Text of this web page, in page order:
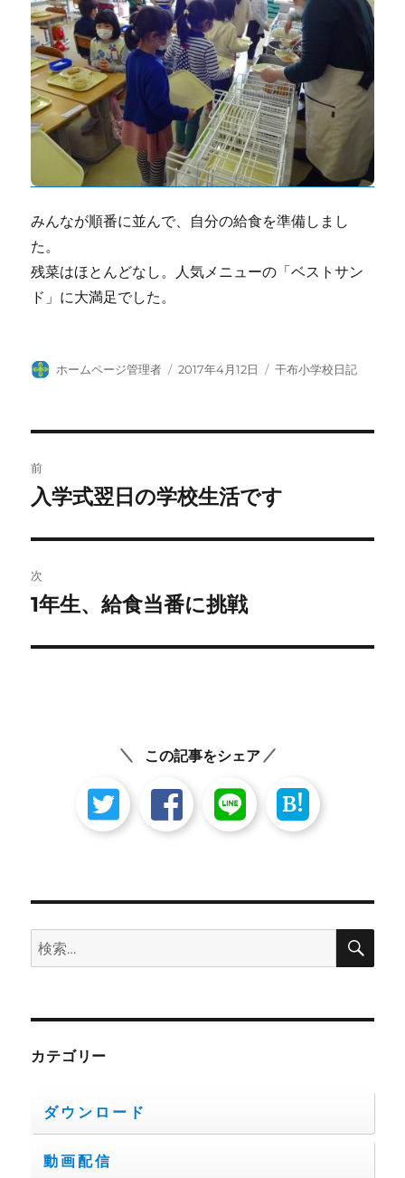
みんなが順番に並んで、自分の給食を準備しまし
た。
残菜はほとんどなし。人気メニューの「ベストサン
ド」に大満足でした。
投
ホームページ管理者
投
2017年4月12日
カ
干布小学校日記
稿
ビ
ゲ
ー
前
前
投
稿:
入学式翌日の学校生活です
次
次
投
1年生、給食当番に挑戦
この記事をシェア
B!
検
索:
検
カテゴリー
ダウンロード
動画配信